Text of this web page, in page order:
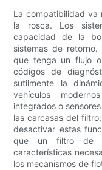
La compatibilidad va
la rosca. Los
capacidad de la
sistemas de
que tenga un flujo
códigos de
sutilmente la
vehículos
integrados o
las carcasas del
desactivar estas
que un filtro de
características
los mecanismos de